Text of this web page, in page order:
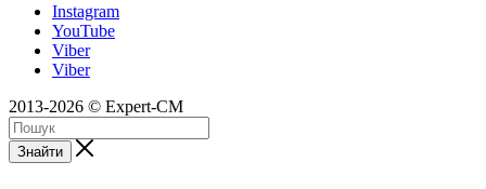
Instagram
YouTube
Viber
Viber
2013-2026 © Expert-CM
Знайти